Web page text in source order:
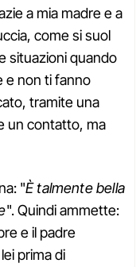
a mia madre e a
come si suol
situazioni quando
e non ti fanno
tramite una
un contatto, ma
"È talmente bella
". Quindi ammette:
e il padre
prima di